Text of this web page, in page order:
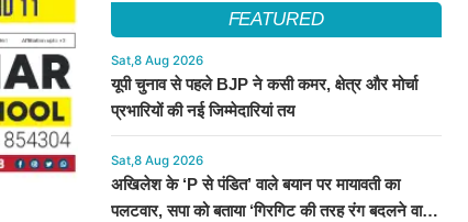
FEATURED
Sat,8 Aug 2026
यूपी चुनाव से पहले BJP ने कसी कमर, क्षेत्र और मोर्चा
प्रभारियों की नई जिम्मेदारियां तय
Sat,8 Aug 2026
अखिलेश के ‘P से पंडित’ वाले बयान पर मायावती का
पलटवार, सपा को बताया ‘गिरगिट की तरह रंग बदलने वाली